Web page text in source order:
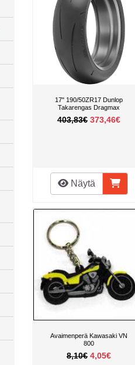
17" 190/50ZR17 Dunlop
Takarengas Dragmax
403,83€ 373,46€
Näytä
Avaimenperä Kawasaki VN
800
8,10€ 4,05€